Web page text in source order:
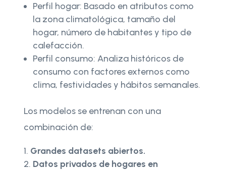
Perfil hogar: Basado en atributos como
la zona climatológica, tamaño del
hogar, número de habitantes y tipo de
calefacción.
Perfil consumo: Analiza históricos de
consumo con factores externos como
clima, festividades y hábitos semanales.
Los modelos se entrenan con una
combinación de:
Grandes datasets abiertos.
Datos privados de hogares en